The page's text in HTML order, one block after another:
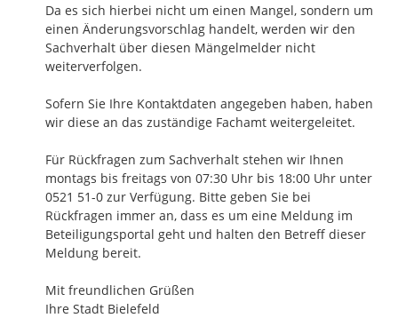
Da es sich hierbei nicht um einen Mangel, sondern um
einen Änderungsvorschlag handelt, werden wir den
Sachverhalt über diesen Mängelmelder nicht
weiterverfolgen.
Sofern Sie Ihre Kontaktdaten angegeben haben, haben
wir diese an das zuständige Fachamt weitergeleitet.
Für Rückfragen zum Sachverhalt stehen wir Ihnen
montags bis freitags von 07:30 Uhr bis 18:00 Uhr unter
0521 51-0 zur Verfügung. Bitte geben Sie bei
Rückfragen immer an, dass es um eine Meldung im
Beteiligungsportal geht und halten den Betreff dieser
Meldung bereit.
Mit freundlichen Grüßen
Ihre Stadt Bielefeld